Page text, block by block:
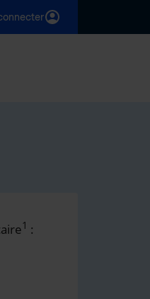
1 :